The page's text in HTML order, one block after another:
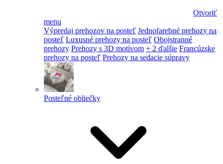
Otvoriť
menu
Výpredaj prehozov na posteľ Jednofarebné prehozy na
posteľ Luxusné prehozy na posteľ Obojstranné
prehozy Prehozy s 3D motívom + 2 ďalšie Francúzske
prehozy na posteľ Prehozy na sedacie súpravy
Posteľné obliečky